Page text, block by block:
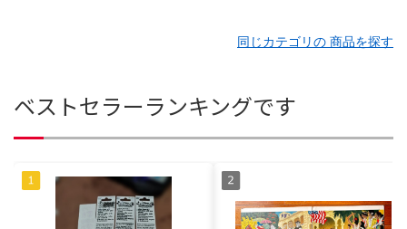
同じカテゴリの 商品を探す
ベストセラーランキングです